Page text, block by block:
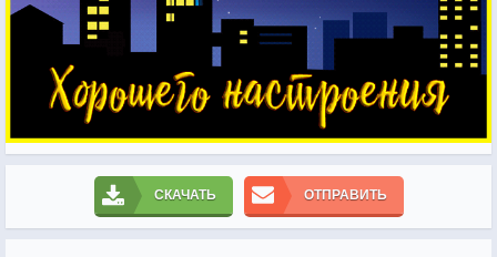
СКАЧАТЬ ОТПРАВИТЬ